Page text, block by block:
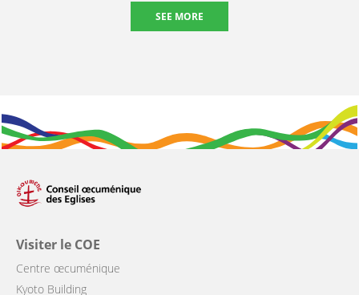
SEE MORE
Visiter le COE
Centre œcuménique
Kyoto Building